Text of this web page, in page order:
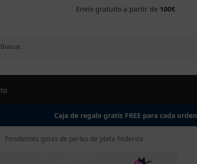
Envío gratuito a partir de 100€
Caja de regalo gratis FREE para cada orden
Pendientes gotas de perlas de plata Federica